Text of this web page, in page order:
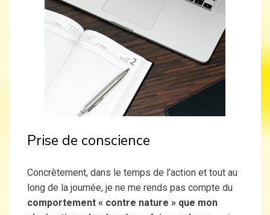
Prise de conscience
Concrètement, dans le temps de l’action et tout au
long de la journée, je ne me rends pas compte du
comportement « contre nature » que mon